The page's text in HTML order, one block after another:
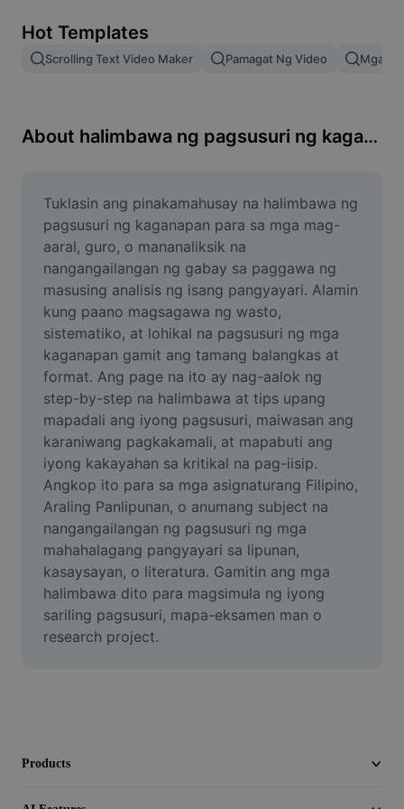
Image merge
Resize Image
Meme Generator
AI Text Remover
AI People Remover
AI Inpainting
Face Cutout
Video
Remove video BG
Enhance quality
Video Editor
Trim Video
Add Subtitles To Video
Video Converter
Hot Templates
Scrolling Text Video Maker Pamagat Ng Video Mga
About halimbawa ng pagsusuri ng kaganapan
Tuklasin ang pinakamahusay na halimbawa ng
pagsusuri ng kaganapan para sa mga mag-
aaral, guro, o mananaliksik na
nangangailangan ng gabay sa paggawa ng
masusing analisis ng isang pangyayari. Alamin
kung paano magsagawa ng wasto,
sistematiko, at lohikal na pagsusuri ng mga
kaganapan gamit ang tamang balangkas at
format. Ang page na ito ay nag-aalok ng
step-by-step na halimbawa at tips upang
mapadali ang iyong pagsusuri, maiwasan ang
karaniwang pagkakamali, at mapabuti ang
iyong kakayahan sa kritikal na pag-iisip.
Angkop ito para sa mga asignaturang Filipino,
Araling Panlipunan, o anumang subject na
nangangailangan ng pagsusuri ng mga
mahahalagang pangyayari sa lipunan,
kasaysayan, o literatura. Gamitin ang mga
halimbawa dito para magsimula ng iyong
sariling pagsusuri, mapa-eksamen man o
research project.
Products